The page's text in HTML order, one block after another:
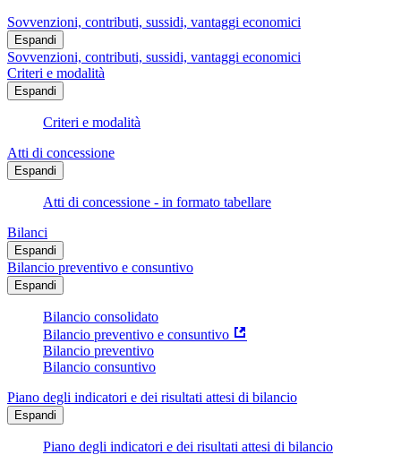
Sovvenzioni, contributi, sussidi, vantaggi economici
Espandi
Sovvenzioni, contributi, sussidi, vantaggi economici
Criteri e modalità
Espandi
Criteri e modalità
Atti di concessione
Espandi
Atti di concessione - in formato tabellare
Bilanci
Espandi
Bilancio preventivo e consuntivo
Espandi
Bilancio consolidato
Bilancio preventivo e consuntivo
Bilancio preventivo
Bilancio consuntivo
Piano degli indicatori e dei risultati attesi di bilancio
Espandi
Piano degli indicatori e dei risultati attesi di bilancio